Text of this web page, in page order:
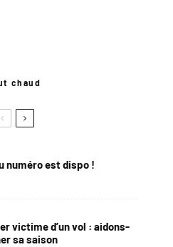
chaud
numéro est dispo !
victime d’un vol : aidons-
sa saison